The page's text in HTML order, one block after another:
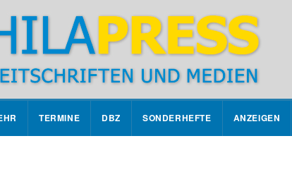
TERMINE DBZ SONDERHEFTE ANZEIGEN